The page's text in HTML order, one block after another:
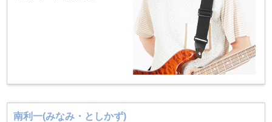
南利一(みなみ・としかず)